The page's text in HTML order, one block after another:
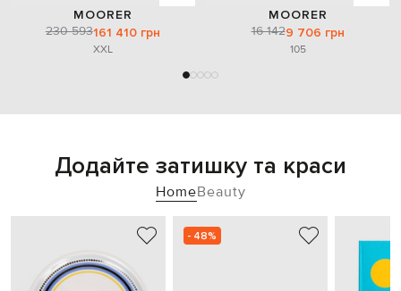
MOORER
230 593161 410 грн
XXL
MOORER
16 1429 706 грн
105
Додайте затишку та краси
HomeBeauty
- 48%